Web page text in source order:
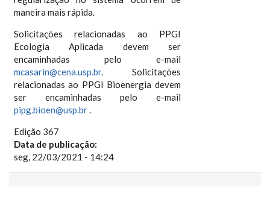
maneira mais rápida.
Solicitações relacionadas ao PPGI
Ecologia Aplicada devem ser
encaminhadas pelo e-mail
mcasarin@cena.usp.br. Solicitações
relacionadas ao PPGI Bioenergia devem
ser encaminhadas pelo e-mail
pipg.bioen@usp.br.
Edição 367
Data de publicação:
seg, 22/03/2021 - 14:24